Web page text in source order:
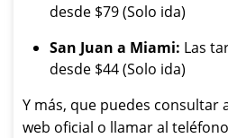
desde $79 (Solo ida)
San Juan a Miami: Las
desde $44 (Solo ida)
Y más, que puedes consultar
web oficial o llamar al